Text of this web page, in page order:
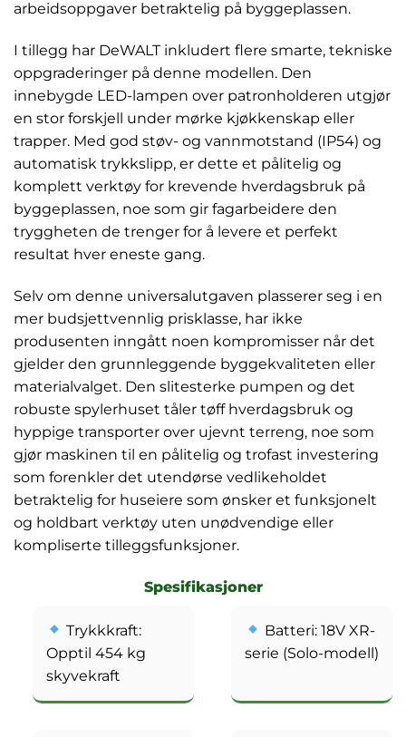
arbeidsoppgaver betraktelig på byggeplassen.
I tillegg har DeWALT inkludert flere smarte, tekniske
oppgraderinger på denne modellen. Den
innebygde LED-lampen over patronholderen utgjør
en stor forskjell under mørke kjøkkenskap eller
trapper. Med god støv- og vannmotstand (IP54) og
automatisk trykkslipp, er dette et pålitelig og
komplett verktøy for krevende hverdagsbruk på
byggeplassen, noe som gir fagarbeidere den
tryggheten de trenger for å levere et perfekt
resultat hver eneste gang.
Selv om denne universalutgaven plasserer seg i en
mer budsjettvennlig prisklasse, har ikke
produsenten inngått noen kompromisser når det
gjelder den grunnleggende byggekvaliteten eller
materialvalget. Den slitesterke pumpen og det
robuste spylerhuset tåler tøff hverdagsbruk og
hyppige transporter over ujevnt terreng, noe som
gjør maskinen til en pålitelig og trofast investering
som forenkler det utendørse vedlikeholdet
betraktelig for huseiere som ønsker et funksjonelt
og holdbart verktøy uten unødvendige eller
kompliserte tilleggsfunksjoner.
Spesifikasjoner
Trykkkraft:
Opptil 454 kg
skyvekraft
Batteri: 18V XR-
serie (Solo-modell)